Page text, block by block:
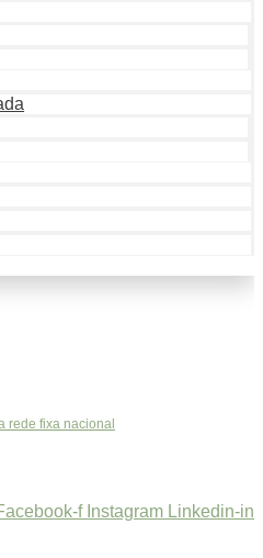
rede fixa nacional
f Instagram Linkedin-in